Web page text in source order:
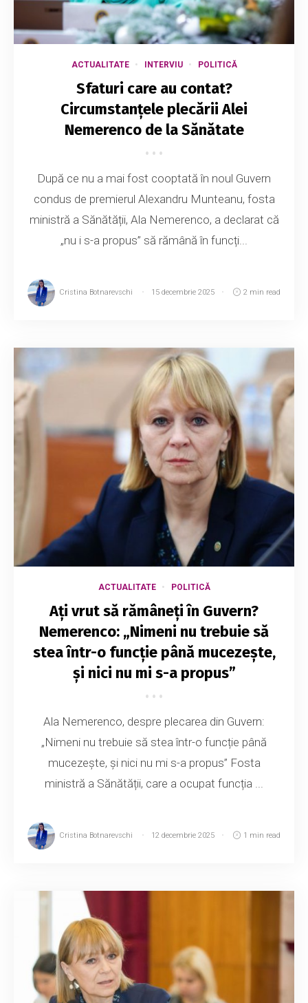
ACTUALITATE INTERVIU POLITICĂ
Sfaturi care au contat?
Circumstanțele plecării Alei
Nemerenco de la Sănătate
După ce nu a mai fost cooptată în noul Guvern
condus de premierul Alexandru Munteanu, fosta
ministră a Sănătății, Ala Nemerenco, a declarat că
„nu i s-a propus” să rămână în funcți...
Cristina Botnarevschi 15 decembrie 2025 2 min read
ACTUALITATE POLITICĂ
Ați vrut să rămâneți în Guvern?
Nemerenco: „Nimeni nu trebuie să
stea într-o funcție până mucezește,
și nici nu mi s-a propus”
Ala Nemerenco, despre plecarea din Guvern:
„Nimeni nu trebuie să stea într-o funcție până
mucezește, și nici nu mi s-a propus” Fosta
ministră a Sănătății, care a ocupat funcția ...
Cristina Botnarevschi 12 decembrie 2025 1 min read